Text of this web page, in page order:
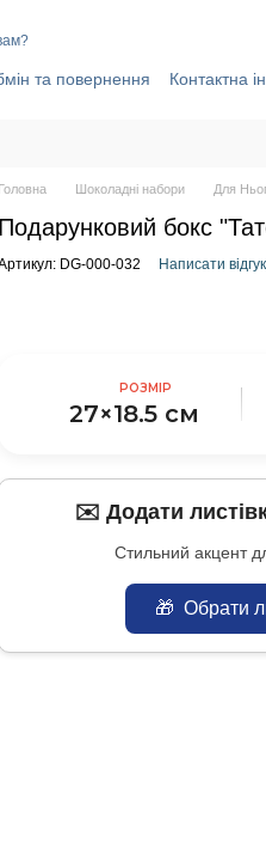
та повернення
Контактна
Головна Шоколадні набори Для
Подарунковий бокс
DG-000-032 Написати відгук
РОЗМІР
27×18.5 см
✉️ Додати
Стильний акцент
🎁 Обрати